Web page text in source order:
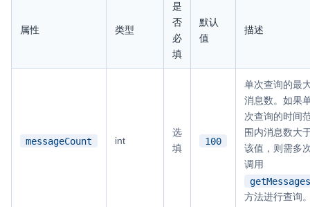
属性 类型
是
否
必
填
默认
值
描述
messageCount int
选
填
100
单次查询的最
消息数。如果
次查询的时间
围内消息数大
该值，则需多
调用
getMessages
方法进行查询